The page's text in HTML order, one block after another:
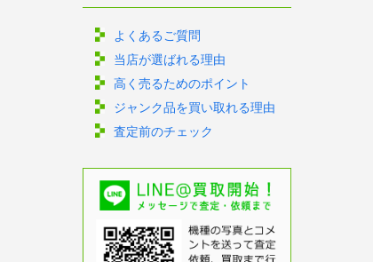
よくあるご質問
当店が選ばれる理由
高く売るためのポイント
ジャンク品を買い取れる理由
査定前のチェック